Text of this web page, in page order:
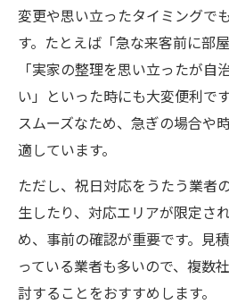
口コミで選ぶ茨城県
不用品回収は専門業
祝日対応可能な不用
即日対応の不用品回収が
即日対応の不用品回
用
急な不用品回収も即
能
即日対応不用品回収
変更や思い立ったタイミングで
す。たとえば「急な来客前に部
「実家の整理を思い立ったが自
い」といった時にも大変便利で
スムーズなため、急ぎの場合や
適しています。
ただし、祝日対応をうたう業者
生したり、対応エリアが限定さ
め、事前の確認が重要です。見
っている業者も多いので、複数
討することをおすすめします。